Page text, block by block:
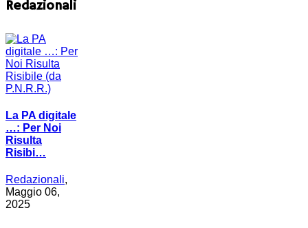
Redazionali
La PA digitale
…: Per Noi
Risulta
Risibi…
Redazionali,
Maggio 06,
2025